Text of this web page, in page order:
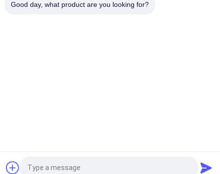
Ciment
Demandez un devis
Good day, what product are you looking for?